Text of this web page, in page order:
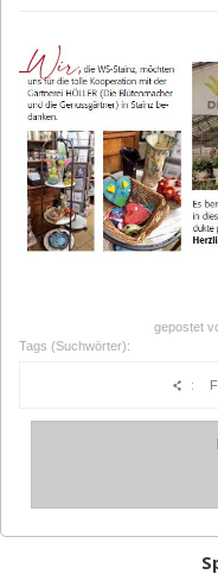
gepostet
Tags (Suchwörter):
: